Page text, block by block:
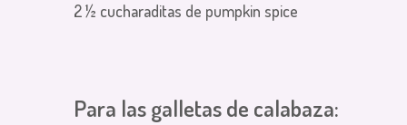
2 ½ cucharaditas de pumpkin spice
Para las galletas de calabaza: